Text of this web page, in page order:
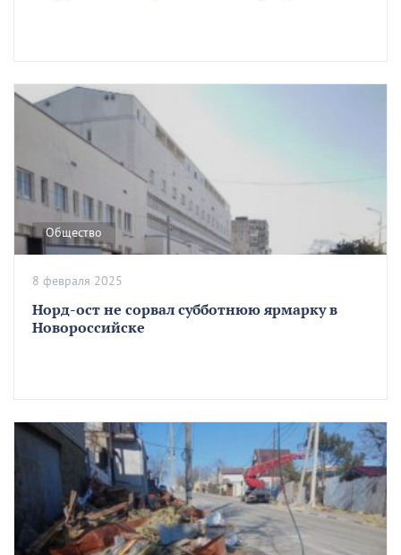
Общество
Норд-ост не сорвал субботнюю ярмарку в
Новороссийске
8 февраля 2025